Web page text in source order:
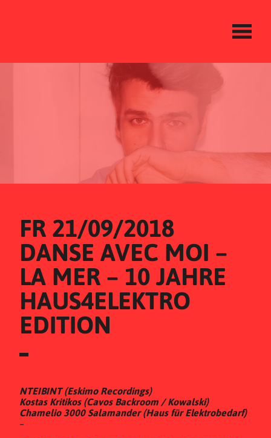
FR 21/09/2018
DANSE AVEC MOI –
LA MER – 10 JAHRE
HAUS4ELEKTRO
EDITION
NTEIBINT (Eskimo Recordings)
Kostas Kritikos (Cavos Backroom / Kowalski)
Chamelio 3000 Salamander (Haus für Elektrobedarf)
–